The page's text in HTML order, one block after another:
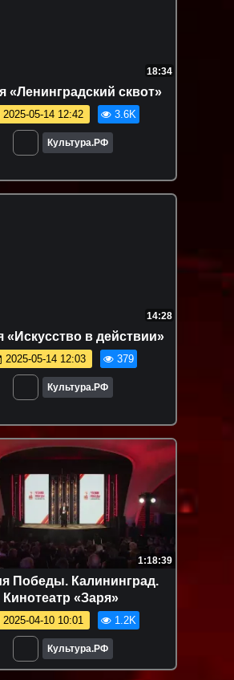
18:34
«Ленинградский сквот»
2025-05-14 12:42 3.6K
Культура.РФ
14:28
«Искусство в действии»
2025-05-14 12:03 379
Культура.РФ
1:18:39
Победы. Калининград.
Кинотеатр «Заря»
2025-04-10 10:01 1.2K
Культура.РФ